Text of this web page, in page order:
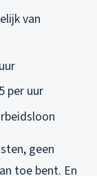
van
per uur
geen
toe bent. En